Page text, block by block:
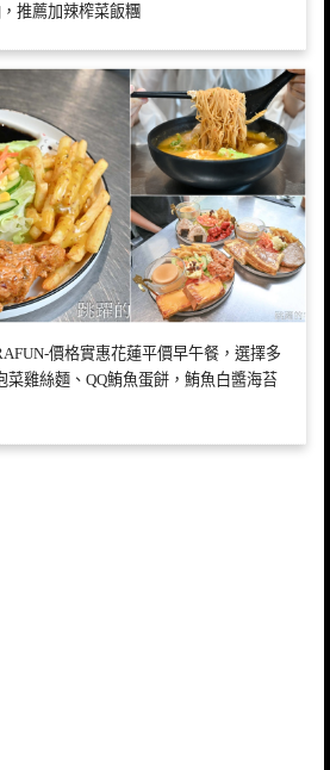
推薦加辣榨菜飯糰
價格實惠花蓮平價早午餐，選擇多
菜雞絲麵、QQ鮪魚蛋餅，鮪魚白醬海苔